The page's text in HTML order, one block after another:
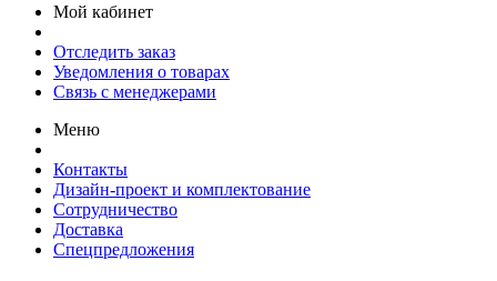
Мой кабинет
Отследить заказ
Уведомления о товарах
Связь с менеджерами
Меню
Контакты
Дизайн-проект и комплектование
Сотрудничество
Доставка
Спецпредложения